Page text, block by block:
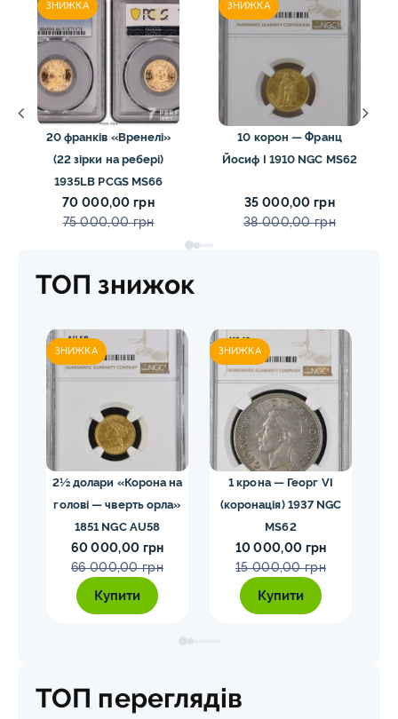
ЗНИЖКА
20 франків «Вренелі»
(22 зірки на ребері)
1935LB PCGS MS66
70 000,00 грн
75 000,00 грн
ЗНИЖКА
10 корон — Франц
Йосиф I 1910 NGC MS62
35 000,00 грн
38 000,00 грн
ТОП знижок
ЗНИЖКА
2½ долари «Корона на
голові — чверть орла»
1851 NGC AU58
60 000,00 грн
66 000,00 грн
Купити
ЗНИЖКА
1 крона — Георг VI
(коронація) 1937 NGC
MS62
10 000,00 грн
15 000,00 грн
Купити
ТОП переглядів